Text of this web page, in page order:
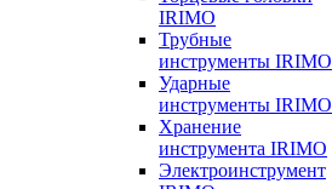
IRIMO
Трубные
инструменты IRIMO
Ударные
инструменты IRIMO
Хранение
инструмента IRIMO
Электроинструмент